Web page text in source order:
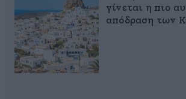
γίνεται η πιο
απόδραση των